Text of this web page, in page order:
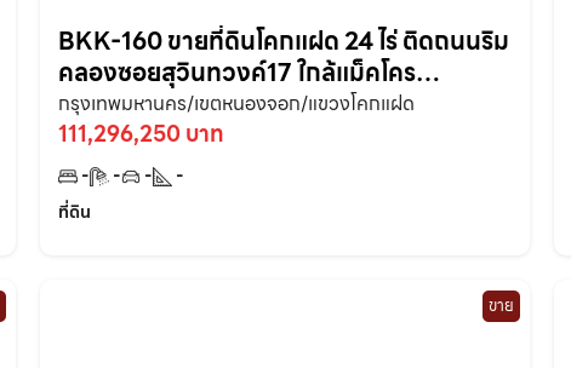
BKK-160 ขายที่ดินโคกแฝด 24 ไร่ ติดถนนริม
คลองซอยสุวินทวงค์17 ใกล้แม็คโคร
หนองจอก – 9 กม. กรุงเทพฯ
กรุงเทพมหานคร/เขตหนองจอก/แขวงโคกแฝด
111,296,250 บาท
- - -
-
ที่ดิน
ขาย